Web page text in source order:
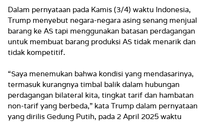
Dalam pernyataan pada Kamis (3/4) waktu Indonesia,
Trump menyebut negara-negara asing senang menjual
barang ke AS tapi menggunakan batasan perdagangan
untuk membuat barang produksi AS tidak menarik dan
tidak kompetitif.
“Saya menemukan bahwa kondisi yang mendasarinya,
termasuk kurangnya timbal balik dalam hubungan
perdagangan bilateral kita, tingkat tarif dan hambatan
non-tarif yang berbeda,” kata Trump dalam pernyataan
yang dirilis Gedung Putih, pada 2 April 2025 waktu